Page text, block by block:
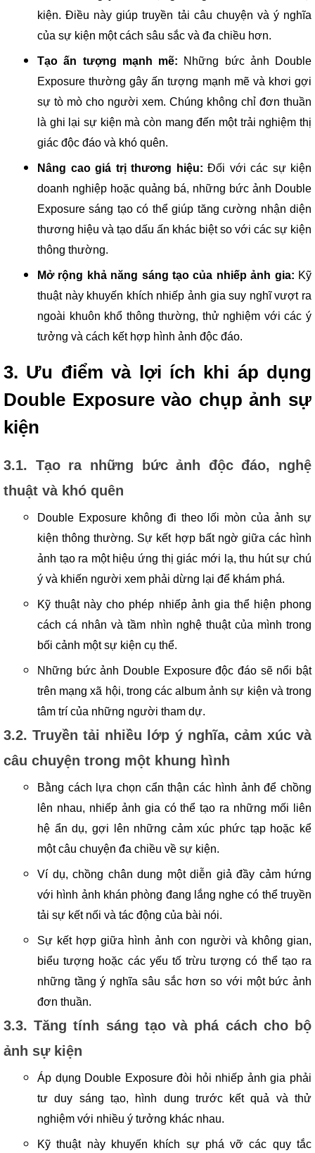
kiện. Điều này giúp truyền tải câu chuyện và ý nghĩa
của sự kiện một cách sâu sắc và đa chiều hơn.
Tạo ấn tượng mạnh mẽ: Những bức ảnh Double
Exposure thường gây ấn tượng mạnh mẽ và khơi gợi
sự tò mò cho người xem. Chúng không chỉ đơn thuần
là ghi lại sự kiện mà còn mang đến một trải nghiệm thị
giác độc đáo và khó quên.
Nâng cao giá trị thương hiệu: Đối với các sự kiện
doanh nghiệp hoặc quảng bá, những bức ảnh Double
Exposure sáng tạo có thể giúp tăng cường nhận diện
thương hiệu và tạo dấu ấn khác biệt so với các sự kiện
thông thường.
Mở rộng khả năng sáng tạo của nhiếp ảnh gia: Kỹ
thuật này khuyến khích nhiếp ảnh gia suy nghĩ vượt ra
ngoài khuôn khổ thông thường, thử nghiệm với các ý
tưởng và cách kết hợp hình ảnh độc đáo.
3. Ưu điểm và lợi ích khi áp dụng
Double Exposure vào chụp ảnh sự
kiện
3.1. Tạo ra những bức ảnh độc đáo, nghệ
thuật và khó quên
Double Exposure không đi theo lối mòn của ảnh sự
kiện thông thường. Sự kết hợp bất ngờ giữa các hình
ảnh tạo ra một hiệu ứng thị giác mới lạ, thu hút sự chú
ý và khiến người xem phải dừng lại để khám phá.
Kỹ thuật này cho phép nhiếp ảnh gia thể hiện phong
cách cá nhân và tầm nhìn nghệ thuật của mình trong
bối cảnh một sự kiện cụ thể.
Những bức ảnh Double Exposure độc đáo sẽ nổi bật
trên mạng xã hội, trong các album ảnh sự kiện và trong
tâm trí của những người tham dự.
3.2. Truyền tải nhiều lớp ý nghĩa, cảm xúc và
câu chuyện trong một khung hình
Bằng cách lựa chọn cẩn thận các hình ảnh để chồng
lên nhau, nhiếp ảnh gia có thể tạo ra những mối liên
hệ ẩn dụ, gợi lên những cảm xúc phức tạp hoặc kể
một câu chuyện đa chiều về sự kiện.
Ví dụ, chồng chân dung một diễn giả đầy cảm hứng
với hình ảnh khán phòng đang lắng nghe có thể truyền
tải sự kết nối và tác động của bài nói.
Sự kết hợp giữa hình ảnh con người và không gian,
biểu tượng hoặc các yếu tố trừu tượng có thể tạo ra
những tầng ý nghĩa sâu sắc hơn so với một bức ảnh
đơn thuần.
3.3. Tăng tính sáng tạo và phá cách cho bộ
ảnh sự kiện
Áp dụng Double Exposure đòi hỏi nhiếp ảnh gia phải
tư duy sáng tạo, hình dung trước kết quả và thử
nghiệm với nhiều ý tưởng khác nhau.
Kỹ thuật này khuyến khích sự phá vỡ các quy tắc